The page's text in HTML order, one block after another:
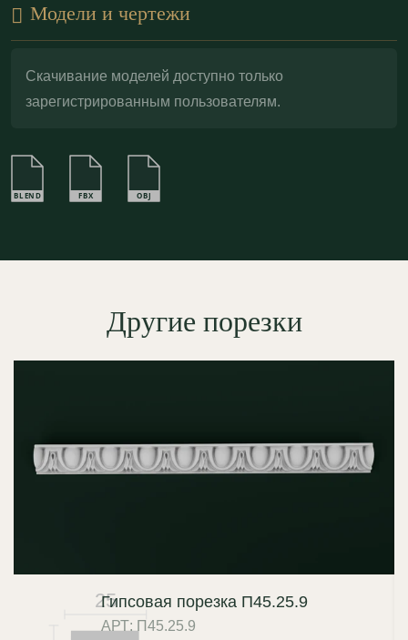
не выделяет токсичных веществ при нагреве;
для золочения (поталь), патинирования или
тонировки.
П68.40.1 — тот самый финальный штрих, который
собирает интерьер в цельный ансамбль: добавляет
Модели и чертежи
Скачивание моделей доступно только
зарегистрированным пользователям.
BLEND FBX OBJ
Другие порезки
25
Гипсовая порезка П45.25.9
АРТ: П45.25.9